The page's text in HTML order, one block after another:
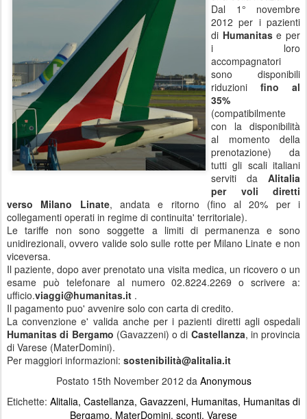
Dal 1° novembre
2012 per i pazienti
di Humanitase per
i loro
accompagnatori
sono disponibili
riduzioni fino al
35%
(compatibilmente
con la disponibilità
al momento della
prenotazione) da
tutti gli scali italiani
serviti da Alitalia
per voli diretti
verso Milano Linate, andata e ritorno (fino al 20% per i
collegamenti operati in regime di continuita' territoriale).
Le tariffe non sono soggette a limiti di permanenza e sono
unidirezionali, ovvero valide solo sulle rotte per Milano Linate e non
viceversa.
Il paziente, dopo aver prenotato una visita medica, un ricovero o un
esame può telefonare al numero 02.8224.2269 o scrivere a:
ufficio.viaggi@humanitas.it .
Il pagamento puo' avvenire solo con carta di credito.
La convenzione e' valida anche per i pazienti diretti agli ospedali
Humanitas di Bergamo (Gavazzeni) o di Castellanza, in provincia
di Varese (MaterDomini).
Per maggiori informazioni: sostenibilità@alitalia.it
Postato 15th November 2012 da Anonymous
Etichette: Alitalia Castellanza Gavazzeni Humanitas Humanitas di
Bergamo MaterDomini sconti Varese